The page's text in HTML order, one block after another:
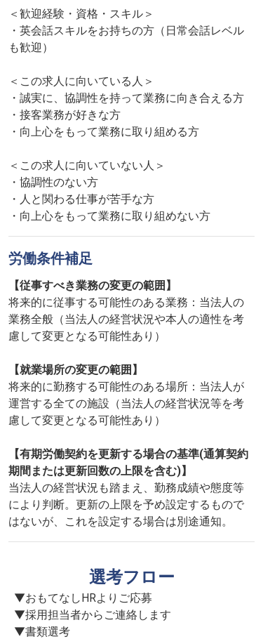
＜歓迎経験・資格・スキル＞
・英会話スキルをお持ちの方（日常会話レベル
も歓迎）
＜この求人に向いている人＞
・誠実に、協調性を持って業務に向き合える方
・接客業務が好きな方
・向上心をもって業務に取り組める方
＜この求人に向いていない人＞
・協調性のない方
・人と関わる仕事が苦手な方
・向上心をもって業務に取り組めない方
労働条件補足
【従事すべき業務の変更の範囲】
将来的に従事する可能性のある業務：当法人の
業務全般（当法人の経営状況や本人の適性を考
慮して変更となる可能性あり）
【就業場所の変更の範囲】
将来的に勤務する可能性のある場所：当法人が
運営する全ての施設（当法人の経営状況等を考
慮して変更となる可能性あり）
【有期労働契約を更新する場合の基準(通算契約
期間または更新回数の上限を含む)】
当法人の経営状況も踏まえ、勤務成績や態度等
により判断。更新の上限を予め設定するもので
はないが、これを設定する場合は別途通知。
選考フロー
▼おもてなしHRよりご応募
▼採用担当者からご連絡します
▼書類選考